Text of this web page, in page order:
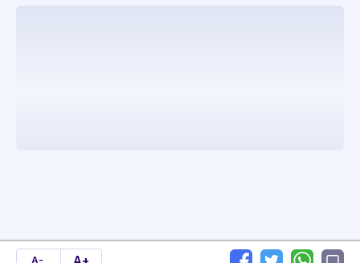
A-